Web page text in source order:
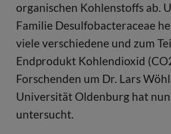
organischen Kohlenstoffs ab.
Familie Desulfobacteraceae
viele verschiedene und zum
Endprodukt Kohlendioxid
Forschenden um Dr. Lars
Universität Oldenburg hat
untersucht.